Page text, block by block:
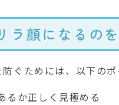
ラ顔になるの
ぐためには、以下のポ
るか正しく見極める